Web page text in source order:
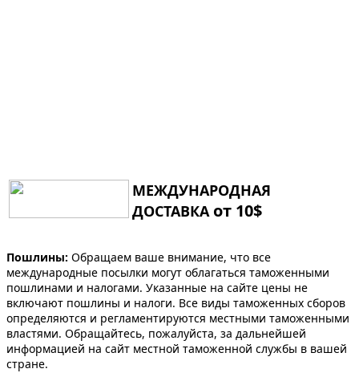
МЕЖДУНАРОДНАЯ
ДОСТАВКА от 10$
Пошлины: Обращаем ваше внимание, что все
международные посылки могут облагаться таможенными
пошлинами и налогами. Указанные на сайте цены не
включают пошлины и налоги. Все виды таможенных сборов
определяются и регламентируются местными таможенными
властями. Обращайтесь, пожалуйста, за дальнейшей
информацией на сайт местной таможенной службы в вашей
стране.